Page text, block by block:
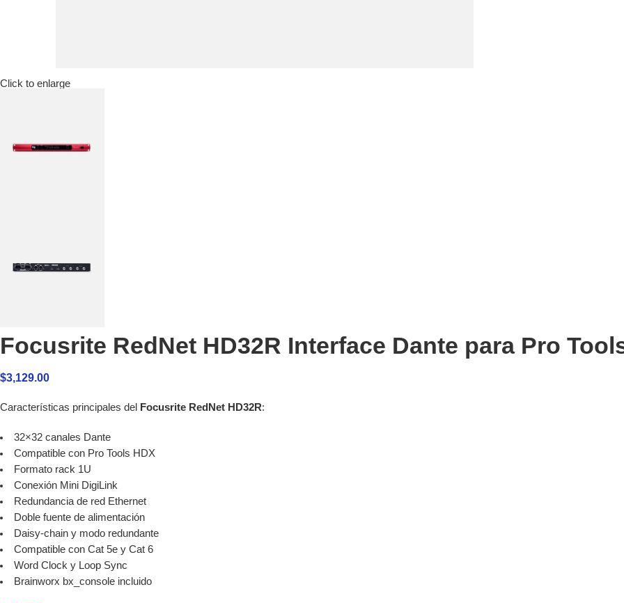
Click to enlarge
Focusrite RedNet HD32R Interface Dante para Pro
$3,129.00
Características principales del Focusrite RedNet HD32R:
32×32 canales Dante
Compatible con Pro Tools HDX
Formato rack 1U
Conexión Mini DigiLink
Redundancia de red Ethernet
Doble fuente de alimentación
Daisy-chain y modo redundante
Compatible con Cat 5e y Cat 6
Word Clock y Loop Sync
Brainworx bx_console incluido